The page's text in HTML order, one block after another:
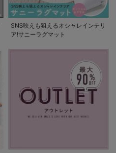
SNS映えも狙えるオシャレインテリ
ア!サニーラグマット